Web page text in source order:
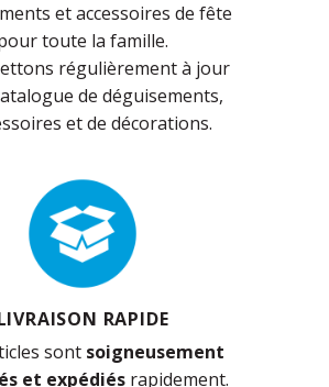
et accessoires de fête
toute la famille.
régulièrement à jour
de déguisements,
et de décorations.
RAPIDE
sont soigneusement
et expédiés rapidement.